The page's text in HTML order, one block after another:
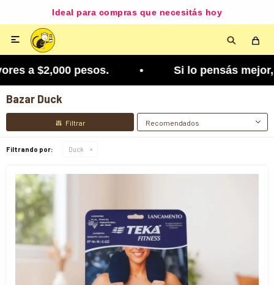
Ideal para compras que necesitás hoy

a $2,000 pesos. • Si lo pensás mejor, lo
Bazar Duck
Recomendados
Filtrando por: Duck